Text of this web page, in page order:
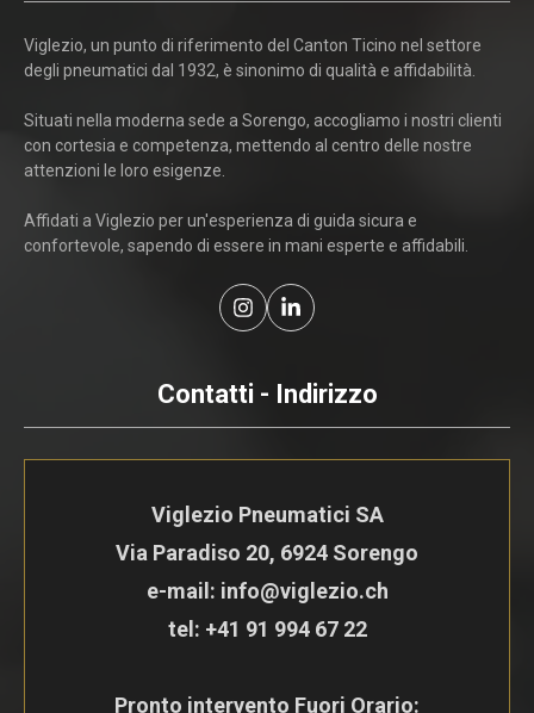
Viglezio, un punto di riferimento del Canton Ticino nel settore
degli pneumatici dal 1932, è sinonimo di qualità e affidabilità.
Situati nella moderna sede a Sorengo, accogliamo i nostri clienti
con cortesia e competenza, mettendo al centro delle nostre
attenzioni le loro esigenze.
Affidati a Viglezio per un'esperienza di guida sicura e
confortevole, sapendo di essere in mani esperte e affidabili.
Contatti - Indirizzo
Viglezio Pneumatici SA
Via Paradiso 20, 6924 Sorengo
e-mail: info@viglezio.ch
tel: +41 91 994 67 22
Pronto intervento Fuori Orario: